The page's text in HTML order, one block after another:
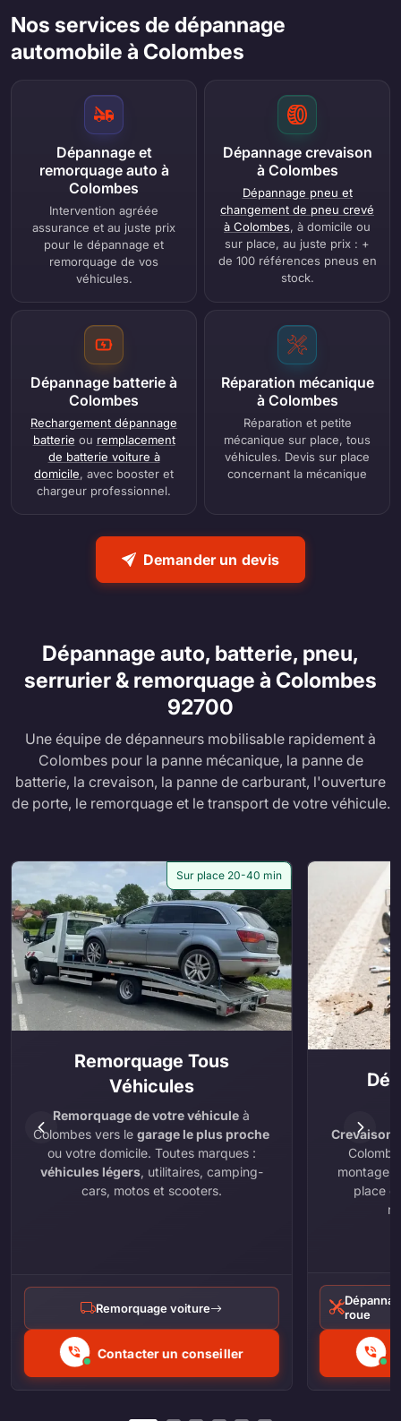
Nos services de dépannage
automobile à Colombes
Dépannage et
remorquage auto à
Colombes
Intervention agréée
assurance et au juste prix
pour le dépannage et
remorquage de vos
véhicules.
Dépannage crevaison
à Colombes
Dépannage pneu et
changement de pneu crevé
à Colombes, à domicile ou
sur place, au juste prix : +
de 100 références pneus en
stock.
Dépannage batterie à
Colombes
Rechargement dépannage
batterie ou remplacement
de batterie voiture à
domicile, avec booster et
chargeur professionnel.
Réparation mécanique
à Colombes
Réparation et petite
mécanique sur place, tous
véhicules. Devis sur place
concernant la mécanique
Demander un devis
Dépannage auto, batterie, pneu,
serrurier & remorquage à Colombes
92700
Une équipe de dépanneurs mobilisable rapidement à
Colombes pour la panne mécanique, la panne de
batterie, la crevaison, la panne de carburant, l'ouverture
de porte, le remorquage et le transport de votre véhicule.
Sur place 20-40 min
Remorquage Tous
Véhicules
Remorquage de votre véhicule à
Colombes vers legarage le plus proche
ou votre domicile. Toutes marques :
véhicules légers, utilitaires, camping-
cars, motos et scooters.
Remorquage voiture
Contacter un conseiller
Crevaison
montage
place
roue